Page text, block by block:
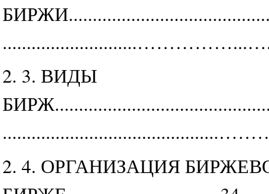
2. 3. ВИДЫ
2. 4. ОРГАНИЗАЦИЯ